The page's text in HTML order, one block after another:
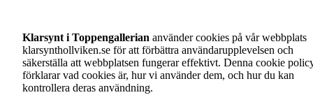
Klarsynt i Toppengallerian använder cookies på vår webbplats
klarsynthollviken.se för att förbättra användarupplevelsen och
säkerställa att webbplatsen fungerar effektivt. Denna cookie
förklarar vad cookies är, hur vi använder dem, och hur du kan
kontrollera deras användning.